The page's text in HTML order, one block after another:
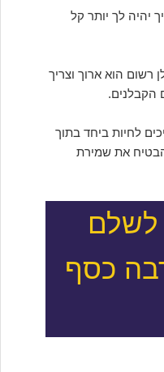
יהיה לך יותר קל
רשום הוא ארוך וצריך
הקבלנים.
לחיות ביחד בתוך
את שמירת
לשלם
כסף